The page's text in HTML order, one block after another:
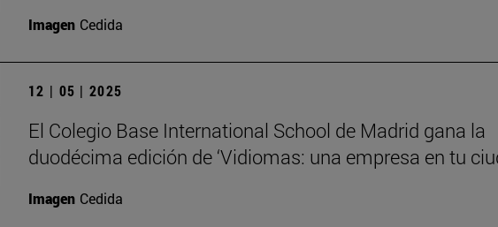
Imagen Cedida
12 | 05 | 2025
El Colegio Base International School de Madrid gana la
duodécima edición de ‘Vidiomas: una empresa en tu
Imagen Cedida